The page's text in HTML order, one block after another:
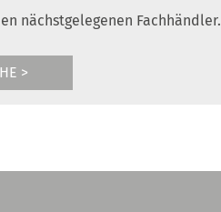
nächstgelegenen Fachhändler.
>